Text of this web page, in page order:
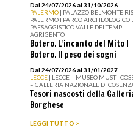
Dal 24/07/2026 al 31/10/2026
PALERMO | PALAZZO BELMONTE
PALERMO I PARCO ARCHEOLOGICO
PAESAGGISTICO VALLE DEI TEMPLI -
AGRIGENTO
Botero. L’incanto del Mito I
Botero. Il peso dei sogni
Dal 24/07/2026 al 31/01/2027
LECCE | LECCE – MUSEO MUST I
– GALLERIA NAZIONALE DI
Tesori nascosti della
Borghese
LEGGI TUTTO >